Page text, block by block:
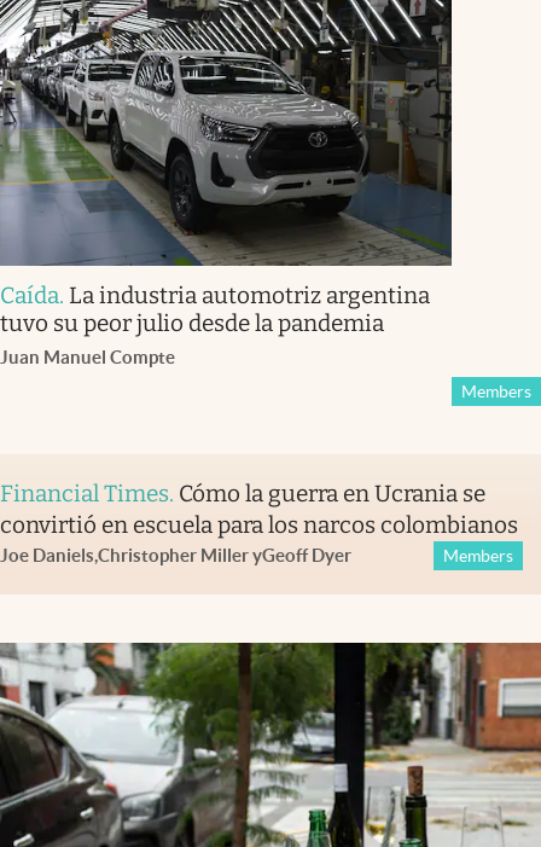
Caída. La industria automotriz argentina
tuvo su peor julio desde la pandemia
Juan Manuel Compte
Members
Financial Times. Cómo la guerra en Ucrania se
convirtió en escuela para los narcos colombianos
Joe Daniels,Christopher MilleryGeoff Dyer Members